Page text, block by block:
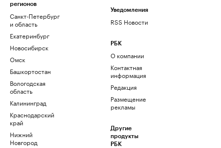
регионов
Санкт-Петербург
и область
Екатеринбург
Новосибирск
Омск
Башкортостан
Вологодская
область
Калининград
Краснодарский
край
Нижний
Новгород
Уведомления
RSS Новости
РБК
О компании
Контактная
информация
Редакция
Размещение
рекламы
Другие
продукты
РБК